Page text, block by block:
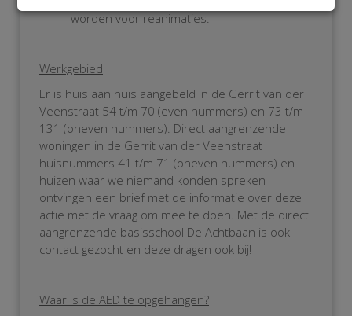
worden voor reanimaties.
Werkgebied
Er is huis aan huis aangebeld in de Gerrit van der
Veenstraat 54 t/m 70 (even nummers) en 73 t/m
131 (oneven nummers). Direct aangrenzende
woningen in de Gerrit van der Veenstraat
huisnummers 41 t/m 71 (oneven nummers) en
huizen waar we niemand konden spreken
ontvingen een brief met de informatie over deze
actie met de vraag om mee te doen. Met de direct
aangrenzende basisschool De Achtbaan is ook
contact gezocht en deze dragen ook bij!
Waar is de AED te opgehangen?